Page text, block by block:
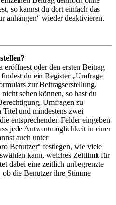
so kannst du dort einfach das
anhängen“ wieder deaktivieren.
eröffnest oder den ersten Beitrag
findest du ein Register „Umfrage
zur Beitragserstellung.
sehen können, so hast du
Umfragen zu
Titel und mindestens zwei
entsprechenden Felder eingeben
jede Antwortmöglichkeit in einer
auch unter
Benutzer“ festlegen, wie viele
kann, welches Zeitlimit für
dabei eine zeitlich unbegrenzte
die Benutzer ihre Stimme